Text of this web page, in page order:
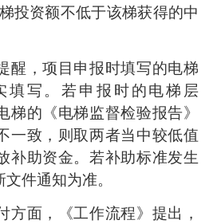
投资额不低于该梯获得的中
，项目申报时填写的电梯
填写。若申报时的电梯层
梯的《电梯监督检验报告》
一致，则取两者当中较低值
补助资金。若补助标准发生
件通知为准。
面，《工作流程》提出，